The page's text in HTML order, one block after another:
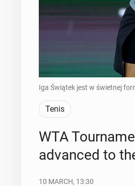
Iga Świątek jest w świetnej
Tenis
WTA
ad­vanced to
10 MARCH, 13:30